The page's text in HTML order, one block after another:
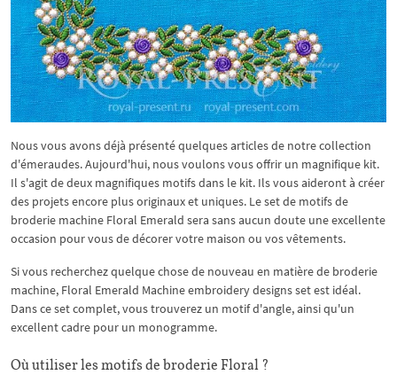
Nous vous avons déjà présenté quelques articles de notre collection
d'émeraudes. Aujourd'hui, nous voulons vous offrir un magnifique kit.
Il s'agit de deux magnifiques motifs dans le kit. Ils vous aideront à créer
des projets encore plus originaux et uniques. Le set de motifs de
broderie machine Floral Emerald sera sans aucun doute une excellente
occasion pour vous de décorer votre maison ou vos vêtements.
Si vous recherchez quelque chose de nouveau en matière de broderie
machine, Floral Emerald Machine embroidery designs set est idéal.
Dans ce set complet, vous trouverez un motif d'angle, ainsi qu'un
excellent cadre pour un monogramme.
Où utiliser les motifs de broderie Floral ?